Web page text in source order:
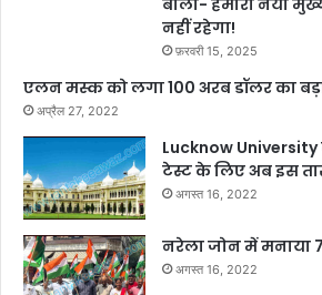
बोली- हमारा नया
नहीं रहेगा!
फ़रवरी 15, 2025
एलन मस्क को लगा 100 अरब डॉलर का
अप्रैल 27, 2022
Lucknow
टेस्ट के लिए अब इस
अगस्त 16, 2022
नरेला जोन में मनाया
अगस्त 16, 2022